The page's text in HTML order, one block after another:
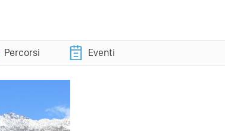
Percorsi Eventi